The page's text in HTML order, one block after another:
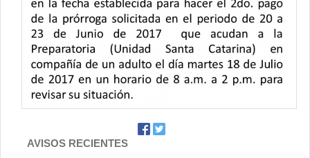
Contacto
AVISOS RECIENTES